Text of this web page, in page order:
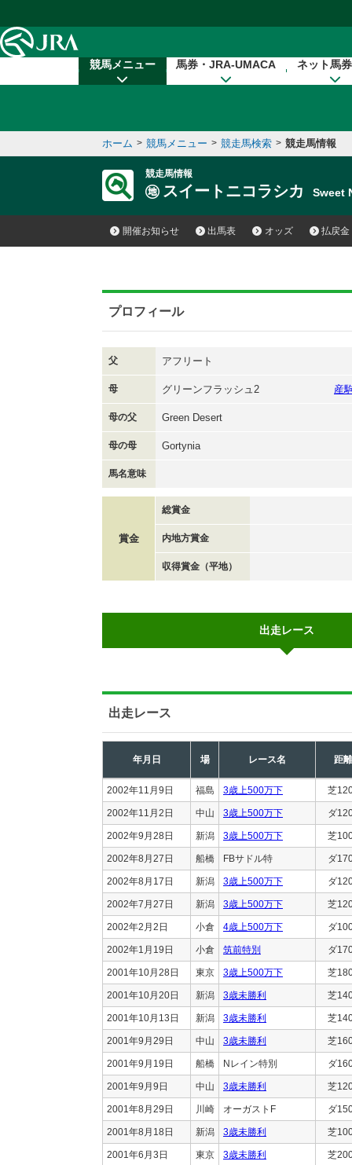
競馬メニュー 馬券・JRA-UMACA ネット馬
ホーム > 競馬メニュー > 競走馬検索 > 競走馬情報
競走馬情報
スイートニコラシカ Sweet
開催お知らせ 出馬表 オッズ 払戻金
プロフィール
父 アフリート
母 グリーンフラッシュ2 産
母の父 Green Desert
母の母 Gortynia
馬名意味
賞金
総賞金
内地方賞金
収得賞金（平地）
出走レース
出走レース
年月日 場 レース名 距離
2002年11月9日 福島 3歳上500万下 芝
2002年11月2日 中山 3歳上500万下 ダ
2002年9月28日 新潟 3歳上500万下 芝
2002年8月27日 船橋 FBサドル特 ダ
2002年8月17日 新潟 3歳上500万下 ダ
2002年7月27日 新潟 3歳上500万下 芝
2002年2月2日 小倉 4歳上500万下 ダ
2002年1月19日 小倉 筑前特別 ダ
2001年10月28日 東京 3歳上500万下 芝
2001年10月20日 新潟 3歳未勝利 芝
2001年10月13日 新潟 3歳未勝利 芝
2001年9月29日 中山 3歳未勝利 芝
2001年9月19日 船橋 Nレイン特別 ダ
2001年9月9日 中山 3歳未勝利 芝
2001年8月29日 川崎 オーガストF ダ
2001年8月18日 新潟 3歳未勝利 芝
2001年6月3日 東京 3歳未勝利 芝